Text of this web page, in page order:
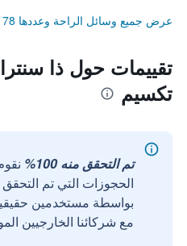
عرض جميع وسائل الراحة وعددها 78
تقييمات حول ذا
تكسيم
تم التحقق منه 100%
الحجوزات التي تم
مع شركائنا الخارجيين